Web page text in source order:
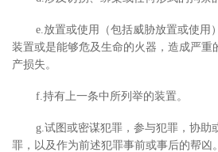
e.放置或使用（包括威胁放置或使用
装置或是能够危及生命的火器，造成严重
产损失。
f.持有上一条中所列举的装置。
g.试图或密谋犯罪，参与犯罪，协助
罪，以及作为前述犯罪事前或事后的帮凶。